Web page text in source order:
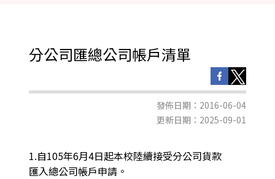
分公司匯總公司帳戶清單
發佈日期：2016-06-04
更新日期：2025-09-01
1.自105年6月4日起本校陸續接受分公司貨款
匯入總公司帳戶申請。